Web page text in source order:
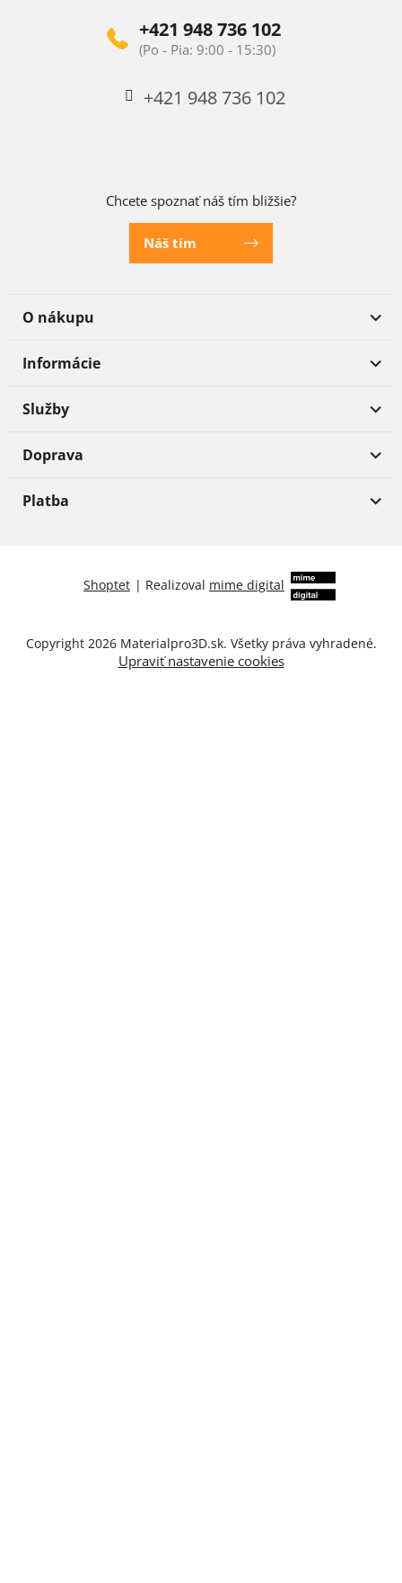
+421 948 736 102
+421 948 736 102
Chcete spoznať náš tím bližšie?
Náš tím
O nákupu
Informácie
Služby
Doprava
Platba
Shoptet | Realizoval mime digital
Copyright 2026 Materialpro3D.sk. Všetky práva vyhradené.
Upraviť nastavenie cookies